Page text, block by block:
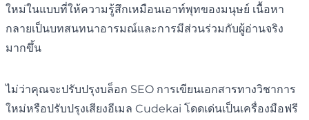
ใหม่ในแบบที่ให้ความรู้สึกเหมือนเอาท์พุทของมนุษย์ เนื้อหา
กลายเป็นบทสนทนาอารมณ์และการมีส่วนร่วมกับผู้อ่านจริง
มากขึ้น
ไม่ว่าคุณจะปรับปรุงบล็อก SEO การเขียนเอกสารทางวิชาการ
ใหม่หรือปรับปรุงเสียงอีเมล Cudekai โดดเด่นเป็นเครื่องมือฟรี